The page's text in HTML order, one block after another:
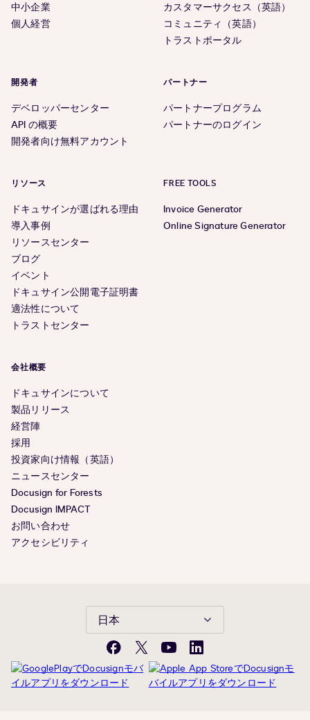
中小企業
個人経営
カスタマーサクセス（英語）
コミュニティ（英語）
トラストポータル
開発者
デベロッパーセンター
API の概要
開発者向け無料アカウント
パートナー
パートナープログラム
パートナーのログイン
リソース
ドキュサインが選ばれる理由
導入事例
リソースセンター
ブログ
イベント
ドキュサイン公開電子証明書
適法性について
トラストセンター
FREE TOOLS
Invoice Generator
Online Signature Generator
会社概要
ドキュサインについて
製品リリース
経営陣
採用
投資家向け情報（英語）
ニュースセンター
Docusign for Forests
Docusign IMPACT
お問い合わせ
アクセシビリティ
日本
Facebook
X(旧
Twitter)
YouTubeLinkedIn